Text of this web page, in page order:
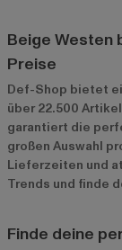
Beige Westen
Preise
Def-Shop bietet
über 22.500
garantiert die
großen Auswahl
Lieferzeiten und
Trends und finde
Finde deine